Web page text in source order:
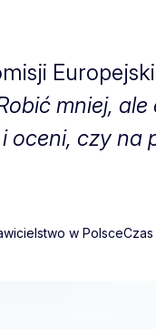
mniej,
oceni, czy na
w Polsce